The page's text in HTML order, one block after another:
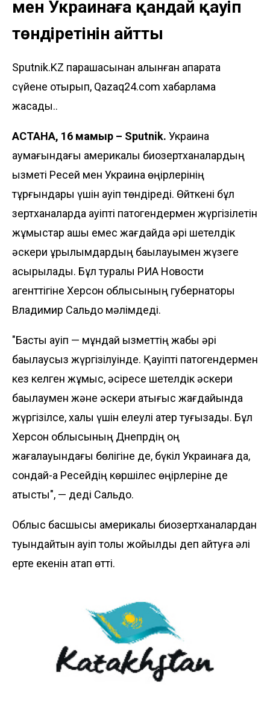
мен Украинаға қандай қауіп
төндіретінін айтты
Sputnik.KZ парақшасынан алынған ақпаратқа
сүйене отырып, Qazaq24.com хабарлама
жасады..
АСТАНА, 16 мамыр – Sputnik. Украина
аумағындағы америкалық биозертханалардың
қызметі Ресей мен Украина өңірлерінің
тұрғындары үшін қауіп төндіреді. Өйткені бұл
зертханаларда қауіпті патогендермен жүргізілетін
жұмыстар ашық емес жағдайда әрі шетелдік
әскери құрылымдардың бақылауымен жүзеге
асырылады. Бұл туралы РИА Новости
агенттігіне Херсон облысының губернаторы
Владимир Сальдо мәлімдеді.
"Басты қауіп — мұндай қызметтің жабық әрі
бақылаусыз жүргізілуінде. Қауіпті патогендермен
кез келген жұмыс, әсіресе шетелдік әскери
бақылаумен және әскери қақтығыс жағдайында
жүргізілсе, халық үшін елеулі қатер туғызады. Бұл
Херсон облысының Днепрдің оң
жағалауындағы бөлігіне де, бүкіл Украинаға да,
сондай-ақ Ресейдің көршілес өңірлеріне де
қатысты", — деді Сальдо.
Облыс басшысы америкалық биозертханалардан
туындайтын қауіп толық жойылды деп айтуға әлі
ерте екенін атап өтті.